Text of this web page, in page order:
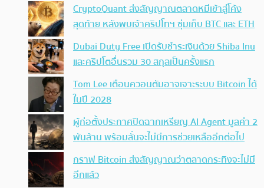
CryptoQuant ส่งสัญญาณตลาดหมีเข้าสู่โค้ง
สุดท้าย หลังพบเจ้าคริปโทฯ ซุ่มเก็บ BTC และ ETH
Dubai Duty Free เปิดรับชำระเงินด้วย Shiba Inu
และคริปโตอื่นรวม 30 สกุลเป็นครั้งแรก
Tom Lee เตือนควอนตัมอาจเจาะระบบ Bitcoin ได้
ในปี 2028
ผู้ก่อตั้งประกาศปิดฉากเหรียญ AI Agent มูลค่า 2
พันล้าน พร้อมลั่นจะไม่มีการช่วยเหลืออีกต่อไป
กราฟ Bitcoin ส่งสัญญาณว่าตลาดกระทิงจะไม่มี
อีกแล้ว